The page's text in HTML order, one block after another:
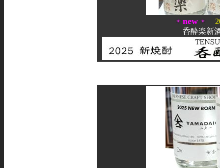
new
呑酔楽新